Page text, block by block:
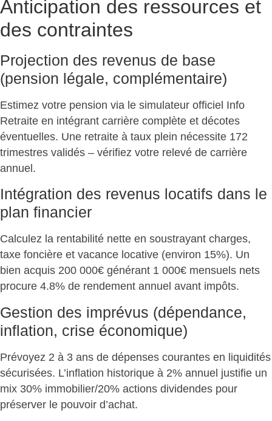
Anticipation des ressources et
des contraintes
Projection des revenus de base
(pension légale, complémentaire)
Estimez votre pension via le simulateur officiel Info
Retraite en intégrant carrière complète et décotes
éventuelles. Une retraite à taux plein nécessite 172
trimestres validés – vérifiez votre relevé de carrière
annuel.
Intégration des revenus locatifs dans le
plan financier
Calculez la rentabilité nette en soustrayant charges,
taxe foncière et vacance locative (environ 15%). Un
bien acquis 200 000€ générant 1 000€ mensuels nets
procure 4.8% de rendement annuel avant impôts.
Gestion des imprévus (dépendance,
inflation, crise économique)
Prévoyez 2 à 3 ans de dépenses courantes en liquidités
sécurisées. L’inflation historique à 2% annuel justifie un
mix 30% immobilier/20% actions dividendes pour
préserver le pouvoir d’achat.